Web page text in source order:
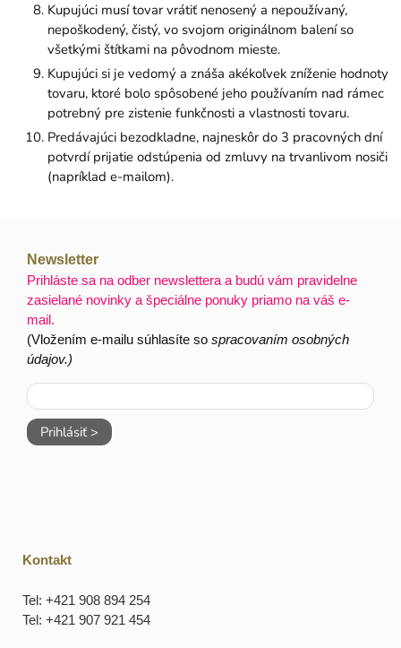
Kupujúci musí tovar vrátiť nenosený a nepoužívaný,
nepoškodený, čistý, vo svojom originálnom balení so
všetkými štítkami na pôvodnom mieste.
Kupujúci si je vedomý a znáša akékoľvek zníženie hodnoty
tovaru, ktoré bolo spôsobené jeho používaním nad rámec
potrebný pre zistenie funkčnosti a vlastnosti tovaru.
Predávajúci bezodkladne, najneskôr do 3 pracovných dní
potvrdí prijatie odstúpenia od zmluvy na trvanlivom nosiči
(napríklad e-mailom).
Newsletter
Prihláste sa na odber newslettera a budú vám pravidelne
zasielané novinky a špeciálne ponuky priamo na váš e-
mail.
(Vložením e-mailu súhlasíte sospracovaním osobných
údajov.)
Prihlásiť >
Kontakt
Tel: +421 908 894 254
Tel: +421 907 921 454